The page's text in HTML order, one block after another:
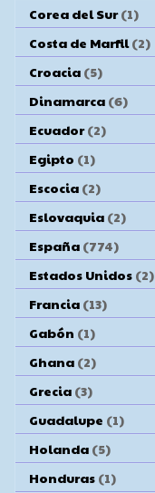
Corea del Sur (1)
Costa de Marfil (2)
Croacia (5)
Dinamarca (6)
Ecuador (2)
Egipto (1)
Escocia (2)
Eslovaquia (2)
España (774)
Estados Unidos (2)
Francia (13)
Gabón (1)
Ghana (2)
Grecia (3)
Guadalupe (1)
Holanda (5)
Honduras (1)